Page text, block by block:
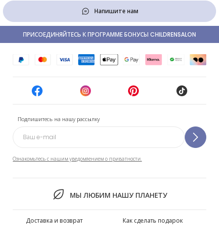
Напишите нам
Подпишитесь на нашу рассылку
Ознакомьтесь с нашим уведомлением о приватности.
МЫ ЛЮБИМ НАШУ ПЛАНЕТУ
ПРИСОЕДИНЯЙТЕСЬ К ПРОГРАММЕ БОНУСЫ CHILDRENSALON
Доставка и возврат
Как сделать подарок